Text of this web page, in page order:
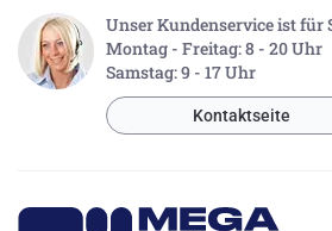
Unser Kundenservice ist für
Montag - Freitag: 8 - 20 Uhr
Samstag: 9 - 17 Uhr
Kontaktseite